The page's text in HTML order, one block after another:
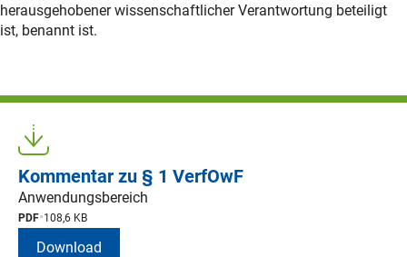
herausgehobener wissenschaftlicher Verantwortung beteiligt
ist, benannt ist.
Kommentar zu § 1 VerfOwF
Anwendungsbereich
PDF 108,6 KB
Download